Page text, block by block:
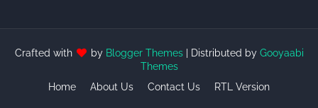
Crafted with by Blogger Themes| Distributed by Gooyaabi
Themes
Home
About Us Contact Us RTL Version